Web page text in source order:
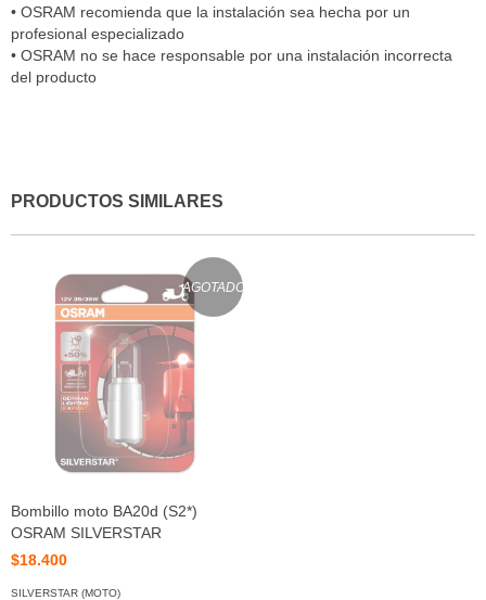
• OSRAM recomienda que la instalación sea hecha por un
profesional especializado
• OSRAM no se hace responsable por una instalación incorrecta
del producto
PRODUCTOS SIMILARES
AGOTADO
Bombillo moto BA20d (S2*)
OSRAM SILVERSTAR
$18.400
SILVERSTAR (MOTO)